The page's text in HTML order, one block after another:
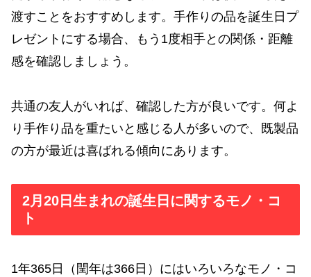
渡すことをおすすめします。手作りの品を誕生日プ
レゼントにする場合、もう1度相手との関係・距離
感を確認しましょう。
共通の友人がいれば、確認した方が良いです。何よ
り手作り品を重たいと感じる人が多いので、既製品
の方が最近は喜ばれる傾向にあります。
2月20日生まれの誕生日に関するモノ・コ
ト
1年365日（閏年は366日）にはいろいろなモノ・コ